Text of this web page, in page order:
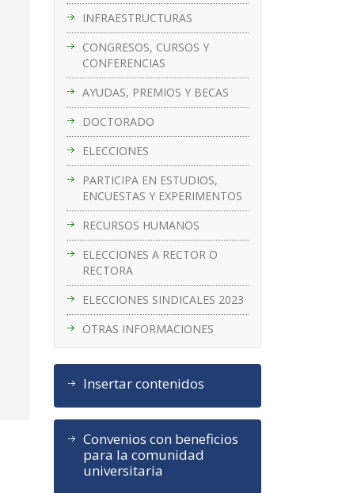
INFRAESTRUCTURAS
CONGRESOS, CURSOS Y
CONFERENCIAS
AYUDAS, PREMIOS Y BECAS
DOCTORADO
ELECCIONES
PARTICIPA EN ESTUDIOS,
ENCUESTAS Y EXPERIMENTOS
RECURSOS HUMANOS
ELECCIONES A RECTOR O
RECTORA
ELECCIONES SINDICALES 2023
OTRAS INFORMACIONES
Insertar contenidos
Convenios con beneficios
para la comunidad
universitaria